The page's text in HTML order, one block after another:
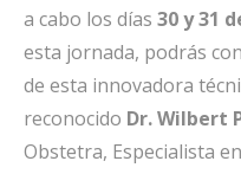
a cabo los días 30 y 31
esta jornada, podrás
de esta innovadora
reconocido Dr. Wilbert
Obstetra, Especialista